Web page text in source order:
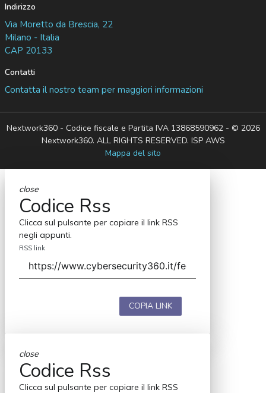
Indirizzo
Via Moretto da Brescia, 22
Milano - Italia
CAP 20133
Contatti
Contatta il nostro team per maggiori informazioni
Nextwork360 - Codice fiscale e Partita IVA 13868590962 - © 2026
Nextwork360. ALL RIGHTS RESERVED. ISP AWS
Mappa del sito
close
Codice Rss
Clicca sul pulsante per copiare il link RSS
negli appunti.
RSS link
COPIA LINK
close
Codice Rss
Clicca sul pulsante per copiare il link RSS